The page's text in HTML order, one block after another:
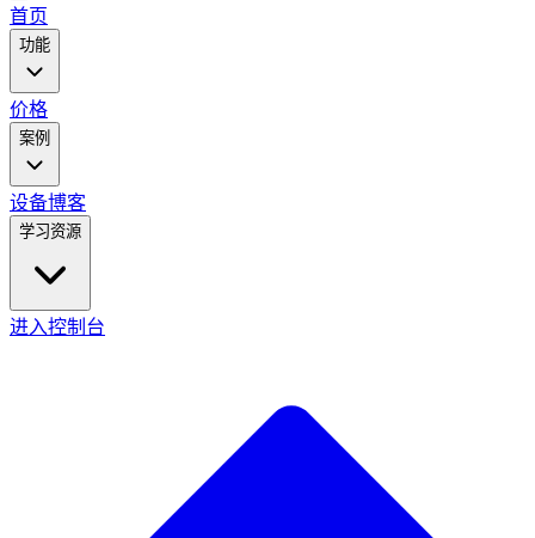
main
menu
首页
功能
价格
案例
设备博客
学习资源
进入控制台